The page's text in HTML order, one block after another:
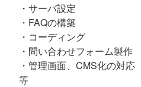
・サーバ設定
・FAQの構築
・コーディング
・問い合わせフォーム製作
・管理画面、CMS化の対応
等